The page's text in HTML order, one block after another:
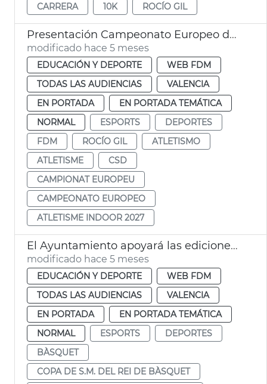
CARRERA
10K ROCÍO GIL
Presentación Campeonato Europeo de Atletismo Indoor 2027
modificado hace 5 meses
EDUCACIÓN Y DEPORTE
WEB FDM
TODAS LAS AUDIENCIAS
VALENCIA
EN PORTADA
EN PORTADA TEMÁTICA
NORMAL
ESPORTS
DEPORTES
FDM
ROCÍO GIL
ATLETISMO
ATLETISME
CSD
CAMPIONAT EUROPEU
CAMPEONATO EUROPEO
ATLETISME INDOOR 2027
El Ayuntamiento apoyará las ediciones de la Copa de S. M. el Rey de Baloncesto de 2026 y 2027 celebradas en València
modificado hace 5 meses
EDUCACIÓN Y DEPORTE
WEB FDM
TODAS LAS AUDIENCIAS
VALENCIA
EN PORTADA
EN PORTADA TEMÁTICA
NORMAL
ESPORTS
DEPORTES
BÀSQUET
COPA DE S.M. DEL REI DE BÀSQUET